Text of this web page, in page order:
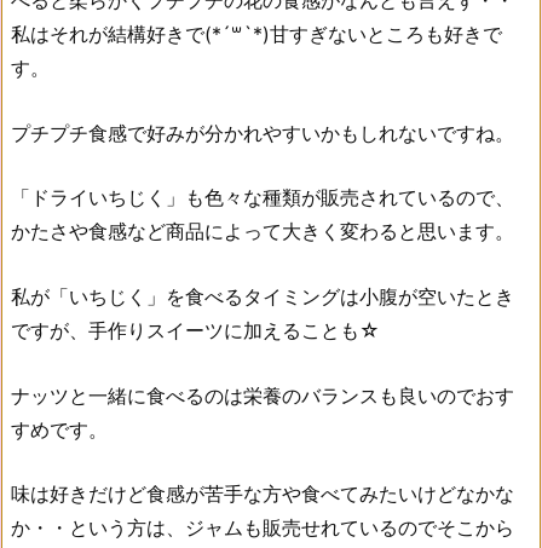
私はそれが結構好きで(*´꒳`*)甘すぎないところも好きで
す。
プチプチ食感で好みが分かれやすいかもしれないですね。
「ドライいちじく」も色々な種類が販売されているので、
かたさや食感など商品によって大きく変わると思います。
私が「いちじく」を食べるタイミングは小腹が空いたとき
ですが、手作りスイーツに加えることも☆
ナッツと一緒に食べるのは栄養のバランスも良いのでおす
すめです。
味は好きだけど食感が苦手な方や食べてみたいけどなかな
か・・という方は、ジャムも販売せれているのでそこから